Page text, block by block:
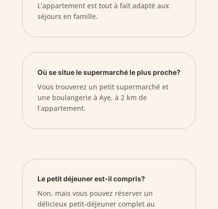
L’appartement est tout à fait adapté aux
séjours en famille.
Où se situe le supermarché le plus proche?
Vous trouverez un petit supermarché et
une boulangerie à Aye, à 2 km de
l’appartement.
Le petit déjeuner est-il compris?
Non, mais vous pouvez réserver un
délicieux petit-déjeuner complet au